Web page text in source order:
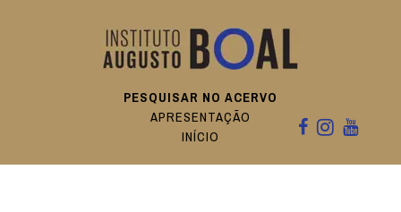
PESQUISAR NO ACERVO
APRESENTAÇÃO
INÍCIO